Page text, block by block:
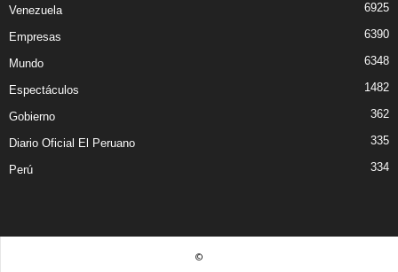
Venezuela 6925
Empresas 6390
Mundo 6348
Espectáculos 1482
Gobierno 362
Diario Oficial El Peruano 335
Perú 334
©